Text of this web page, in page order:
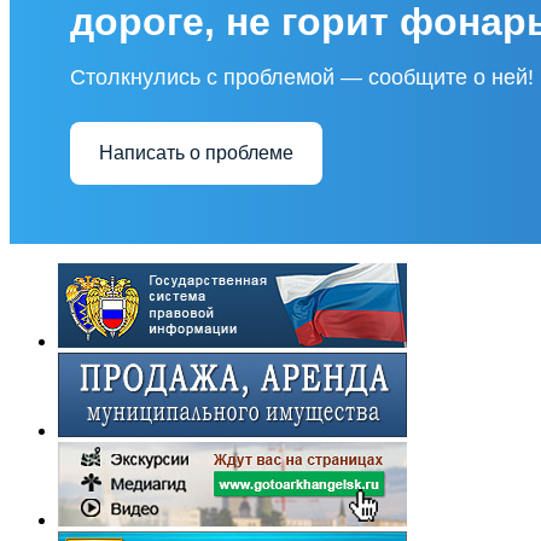
дороге, не горит
Столкнулись с проблемой — сообщите о ней!
Написать о проблеме